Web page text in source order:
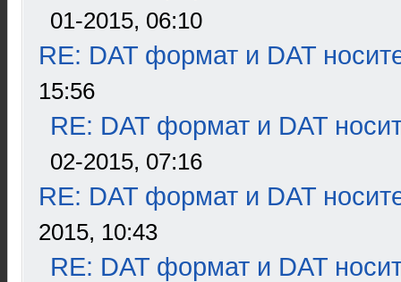
01-2015, 06:10
RE: DAT формат и DAT
15:56
RE: DAT формат и DAT
02-2015, 07:16
RE: DAT формат и DAT
2015, 10:43
RE: DAT формат и DAT